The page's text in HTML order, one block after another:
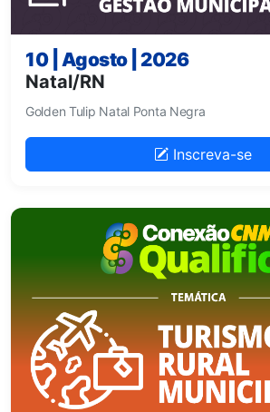
10 | Agosto | 2026
Natal/RN
Golden Tulip Natal Ponta Negra
Inscreva-se